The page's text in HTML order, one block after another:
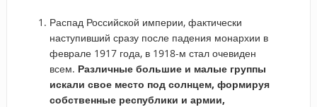
Распад Российской империи, фактически
наступивший сразу после падения монархии в
феврале 1917 года, в 1918-м стал очевиден
всем. Различные большие и малые группы
искали свое место под солнцем, формируя
собственные республики и армии,